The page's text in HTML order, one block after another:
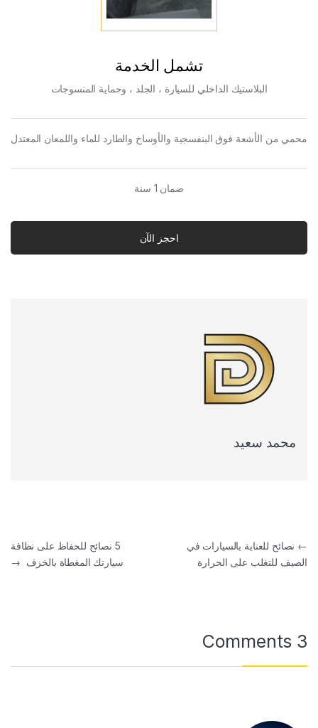
تشمل الخدمة
البلاستيك الداخلي للسيارة ، الجلد ، وحماية المنسوجات
محمي من الأشعة فوق البنفسجية والأوساخ والطارد للماء واللمعان المعتدل
ضمان 1 سنة
احجز الآن
محمد سعيد
تصفّح المقالات
← نصائح للعناية بالسيارات في
الصيف للتغلب على الحرارة
5 نصائح للحفاظ على نظافة
سيارتك المغطاة بالخزف →
3 Comments